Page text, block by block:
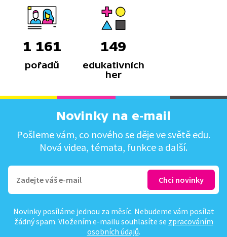
1 161
pořadů
149
edukativních
her
Novinky na e-mail
Pošleme vám, co nového se děje ve světě edu.
Nová videa, témata, funkce a další.
Novinky posíláme jednou za měsíc. Nebudeme vám posílat
žádný spam. Vložením e-mailu souhlasíte se zpracováním
osobních údajů.